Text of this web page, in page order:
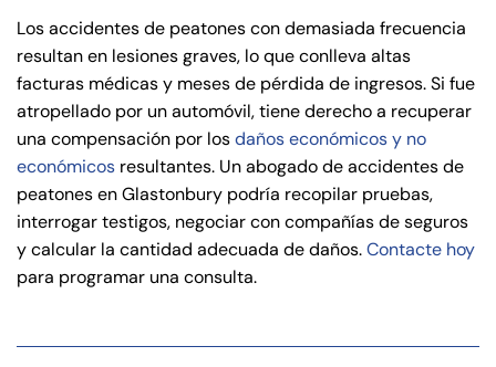
Los accidentes de peatones con demasiada frecuencia
resultan en lesiones graves, lo que conlleva altas
facturas médicas y meses de pérdida de ingresos. Si fue
atropellado por un automóvil, tiene derecho a recuperar
una compensación por losdaños económicos y no
económicos resultantes. Un abogado de accidentes de
peatones en Glastonbury podría recopilar pruebas,
interrogar testigos, negociar con compañías de seguros
y calcular la cantidad adecuada de daños.Contacte hoy
para programar una consulta.